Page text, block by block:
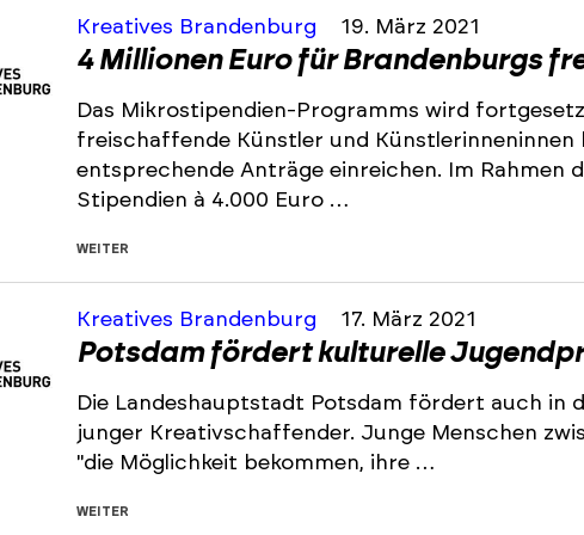
Kreatives Brandenburg 19. März 2021
4 Millionen Euro für Brandenburgs
Das Mikrostipendien-Programms wird
freischaffende Künstler und Künstlerinneninnen
entsprechende Anträge einreichen. Im Rahmen
Stipendien à 4.000 Euro …
WEITER
Kreatives Brandenburg 17. März 2021
Potsdam fördert kulturelle
Die Landeshauptstadt Potsdam fördert auch in
junger Kreativschaffender. Junge Menschen
"die Möglichkeit bekommen, ihre …
WEITER